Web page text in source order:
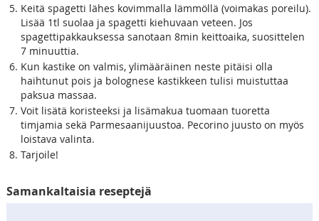
Keitä spagetti lähes kovimmalla lämmöllä (voimakas poreilu).
Lisää 1tl suolaa ja spagetti kiehuvaan veteen. Jos
spagettipakkauksessa sanotaan 8min keittoaika, suosittelen
7 minuuttia.
Kun kastike on valmis, ylimääräinen neste pitäisi olla
haihtunut pois ja bolognese kastikkeen tulisi muistuttaa
paksua massaa.
Voit lisätä koristeeksi ja lisämakua tuomaan tuoretta
timjamia sekä Parmesaanijuustoa. Pecorino juusto on myös
loistava valinta.
Tarjoile!
Samankaltaisia reseptejä